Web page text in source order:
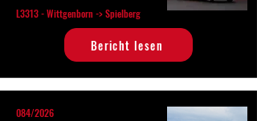
L3313 - Wittgenborn -> Spielberg
Bericht lesen
084/2026